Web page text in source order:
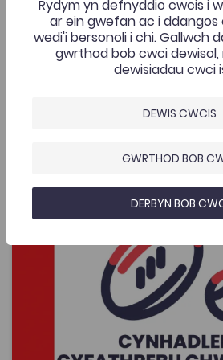
Lafant, ‘O! Mor Las’ gan
mwyaf cyffrous cyfoes i'w
eang.
Dyddiad cyhoeddi: 2026
Menywod – Gweithio yn y
Cymraeg Yn Unig
Newyddiaduraeth
Teledu a
Rydym yn defnyddio cwcis i
ar ein gwefan ac i
wedi'i bersonoli i chi. Gallwch
gwrthod bob cwci dewisol,
dewisiadau cwci
DEWIS CWCIS
GWRTHOD BOB
DERBYN BOB